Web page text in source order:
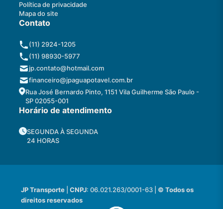
Política de privacidade
Mapa do site
Contato
(11) 2924-1205
(11) 98930-5977
jp.contato@hotmail.com
financeiro@jpaguapotavel.com.br
Rua José Bernardo Pinto, 1151 Vila Guilherme São Paulo -
SP 02055-001
Horário de atendimento
SEGUNDA À SEGUNDA
24 HORAS
JP Transporte |CNPJ: 06.021.263/0001-63 | © Todos os
direitos reservados